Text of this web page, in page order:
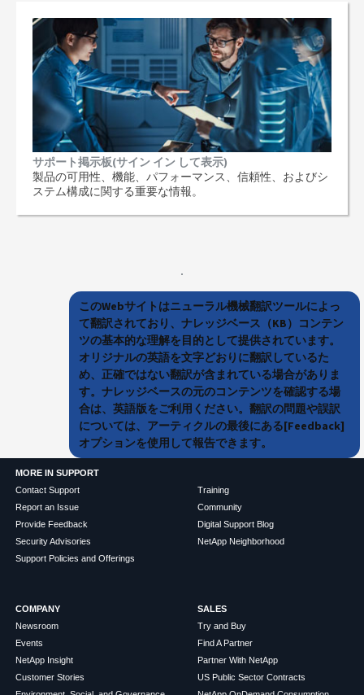
サポート掲示板(サイン イン して表示)
製品の可用性、機能、パフォーマンス、信頼性、およびシ
ステム構成に関する重要な情報。
このWebサイトはニューラル機械翻訳ツールによっ
て翻訳されており、ナレッジベース（KB）コンテン
ツの基本的な理解を目的として提供されています。
オリジナルの英語を文字どおりに翻訳しているた
め、正確ではない翻訳が含まれている場合がありま
す。ナレッジベースの元のコンテンツを確認する場
合は、英語版をご利用ください。翻訳の問題や誤訳
については、アーティクルの最後にある[Feedback]
オプションを使用して報告できます。
MORE IN SUPPORT
Contact Support
Report an Issue
Provide Feedback
Security Advisories
Support Policies and Offerings
Training
Community
Digital Support Blog
NetApp Neighborhood
COMPANY
Newsroom
Events
NetApp Insight
Customer Stories
SALES
Try and Buy
Find A Partner
Partner With NetApp
US Public Sector Contracts